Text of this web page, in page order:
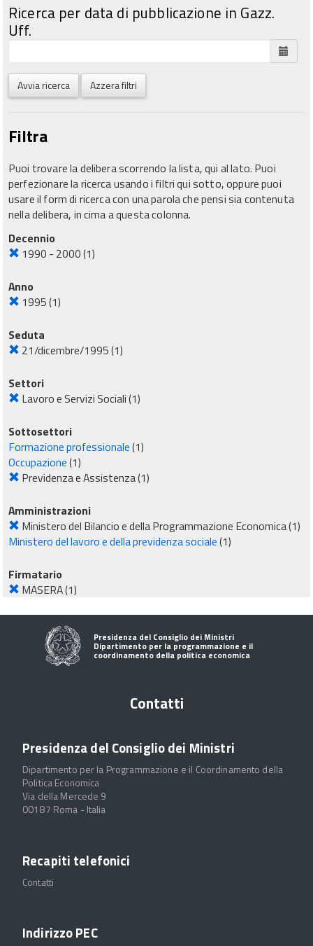
Ricerca per data di pubblicazione in Gazz.
Uff.
Avvia ricerca Azzera filtri
Filtra
Puoi trovare la delibera scorrendo la lista, qui al lato. Puoi
perfezionare la ricerca usando i filtri qui sotto, oppure puoi
usare il form di ricerca con una parola che pensi sia contenuta
nella delibera, in cima a questa colonna.
Decennio
1990 - 2000(1)
Anno
1995(1)
Seduta
21/dicembre/1995(1)
Settori
Lavoro e Servizi Sociali(1)
Sottosettori
Formazione professionale(1)
Occupazione(1)
Previdenza e Assistenza(1)
Amministrazioni
Ministero del Bilancio e della Programmazione Economica(1)
Ministero del lavoro e della previdenza sociale(1)
Firmatario
MASERA(1)
Presidenza del Consiglio dei Ministri
Dipartimento per la programmazione e il
coordinamento della politica economica
Contatti
Presidenza del Consiglio dei Ministri
Dipartimento per la Programmazione e il Coordinamento della
Politica Economica
Via della Mercede 9
00187 Roma - Italia
Recapiti telefonici
Contatti
Indirizzo PEC